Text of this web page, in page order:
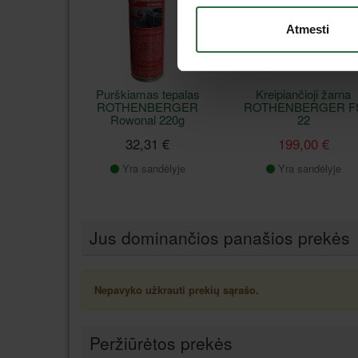
Atmesti
Purškiamas tepalas
ROTHENBERGER
Rowonal 220g
32,31 €
Yra sandėlyje
Kreipiančioji žarna
ROTHENBERGER
22
199,00 €
Yra sandėlyje
Jus dominančios panašios prekės
Nepavyko užkrauti prekių sąrašo.
Peržiūrėtos prekės